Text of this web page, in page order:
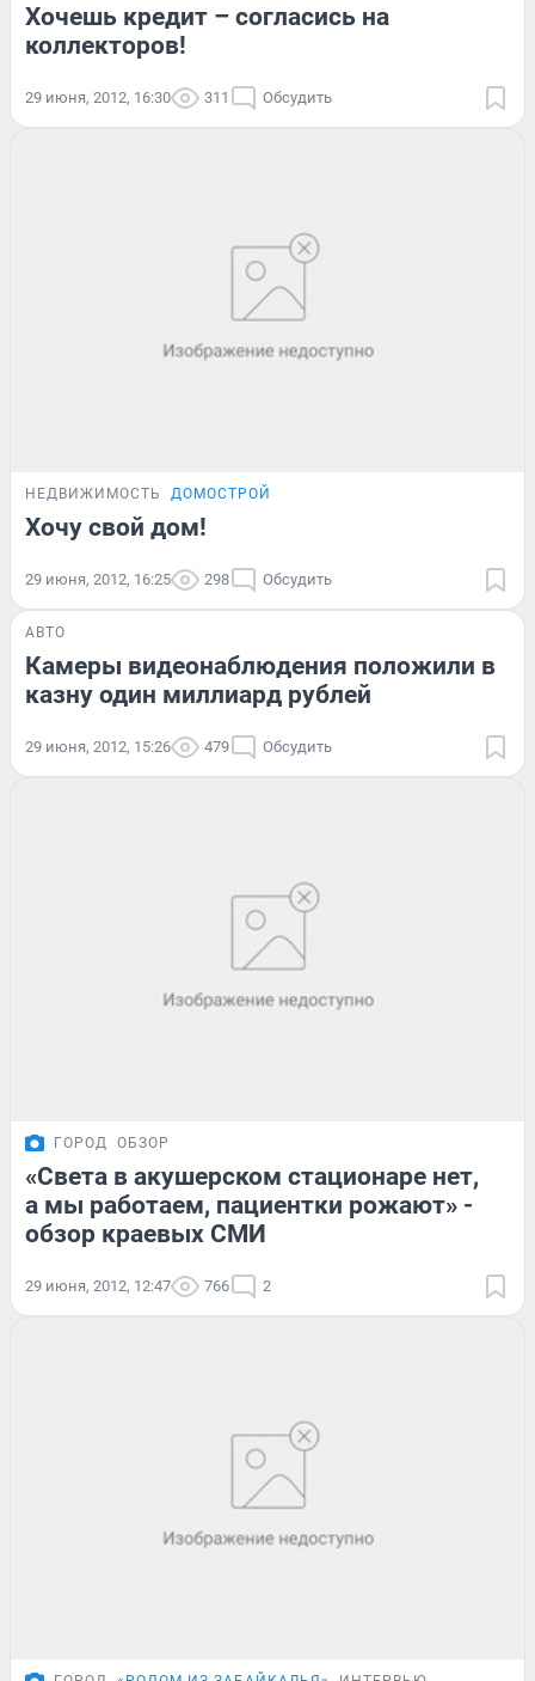
Хочешь кредит – согласись на
коллекторов!
29 июня, 2012, 16:30 311 Обсудить
НЕДВИЖИМОСТЬ ДОМОСТРОЙ
Хочу свой дом!
29 июня, 2012, 16:25 298 Обсудить
АВТО
Камеры видеонаблюдения положили в
казну один миллиард рублей
29 июня, 2012, 15:26 479 Обсудить
ГОРОД ОБЗОР
«Света в акушерском стационаре нет,
а мы работаем, пациентки рожают» -
обзор краевых СМИ
29 июня, 2012, 12:47 766 2